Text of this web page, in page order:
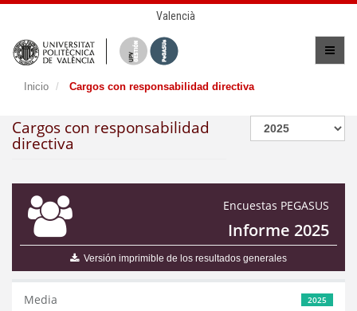
Valencià
Inicio Cargos con responsabilidad directiva
Cargos con responsabilidad
directiva
Encuestas PEGASUS
Informe 2025
Versión imprimible de los resultados generales
2025
Media